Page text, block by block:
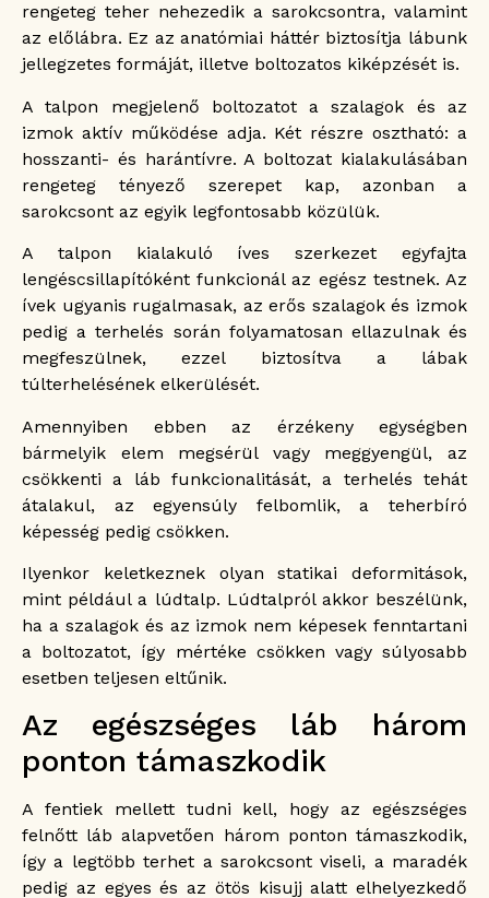
rengeteg teher nehezedik a sarokcsontra, valamint
az előlábra. Ez az anatómiai háttér biztosítja lábunk
jellegzetes formáját, illetve boltozatos kiképzését is.
A talpon megjelenő boltozatot a szalagok és az
izmok aktív működése adja. Két részre osztható: a
hosszanti- és harántívre. A boltozat kialakulásában
rengeteg tényező szerepet kap, azonban a
sarokcsont az egyik legfontosabb közülük.
A talpon kialakuló íves szerkezet egyfajta
lengéscsillapítóként funkcionál az egész testnek. Az
ívek ugyanis rugalmasak, az erős szalagok és izmok
pedig a terhelés során folyamatosan ellazulnak és
megfeszülnek, ezzel biztosítva a lábak
túlterhelésének elkerülését.
Amennyiben ebben az érzékeny egységben
bármelyik elem megsérül vagy meggyengül, az
csökkenti a láb funkcionalitását, a terhelés tehát
átalakul, az egyensúly felbomlik, a teherbíró
képesség pedig csökken.
Ilyenkor keletkeznek olyan statikai deformitások,
mint például a lúdtalp. Lúdtalpról akkor beszélünk,
ha a szalagok és az izmok nem képesek fenntartani
a boltozatot, így mértéke csökken vagy súlyosabb
esetben teljesen eltűnik.
Az egészséges láb három
ponton támaszkodik
A fentiek mellett tudni kell, hogy az egészséges
felnőtt láb alapvetően három ponton támaszkodik,
így a legtöbb terhet a sarokcsont viseli, a maradék
pedig az egyes és az ötös kisujj alatt elhelyezkedő